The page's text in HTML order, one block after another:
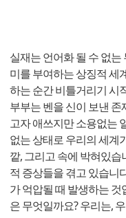
실재는 언어화 될 수 없
미를 부여하는 상징적 세
하는 순간 비틀거리기 시
부부는 벤을 신이 보낸
고자 애쓰지만 소용없는
없는 상태로 우리의 세계
깥, 그리고 속에 박혀있
적 증상들을 겪고 있습니
가 억압될 때 발생하는
은 무엇일까요? 우리는,